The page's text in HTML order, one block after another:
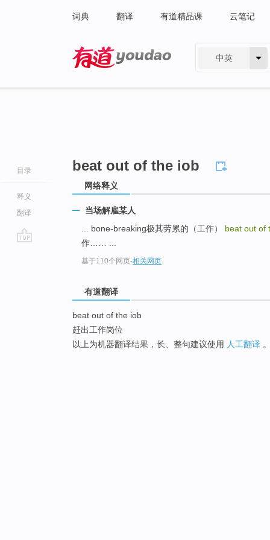
词典 翻译 有道精品课 云笔记
中英
目录
释义
翻译
beat out of the iob
网络释义
当场解雇某人
... bone-breaking极其劳累的（工作） beat out of
作…… ...
基于110个网页-相关网页
有道翻译
beat out of the iob
赶出工作岗位
以上为机器翻译结果，长、整句建议使用 人工翻译